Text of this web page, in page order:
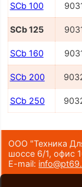
SCb 100
SCb 125
SCb 160
SCb 200
SCb 250
ООО "Техника
шоссе 6/1, офис
E-mail: